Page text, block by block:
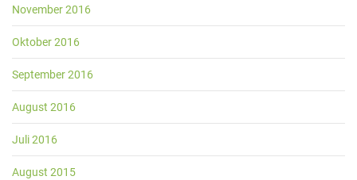
November 2016
Oktober 2016
September 2016
August 2016
Juli 2016
August 2015